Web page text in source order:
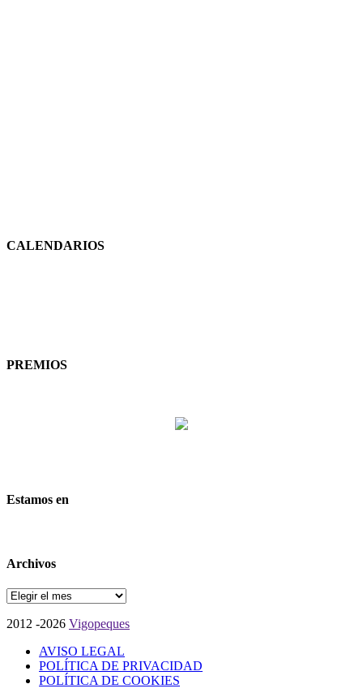
CALENDARIOS
PREMIOS
Estamos en
Archivos
Archivos
2012 -2026 Vigopeques
AVISO LEGAL
POLÍTICA DE PRIVACIDAD
POLÍTICA DE COOKIES